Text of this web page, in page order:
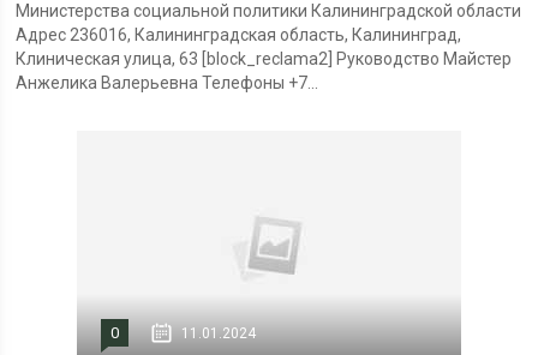
Министерства социальной политики Калининградской области
Адрес 236016, Калининградская область, Калининград,
Клиническая улица, 63 [block_reclama2] Руководство Майстер
Анжелика Валерьевна Телефоны +7...
0 11.01.2024